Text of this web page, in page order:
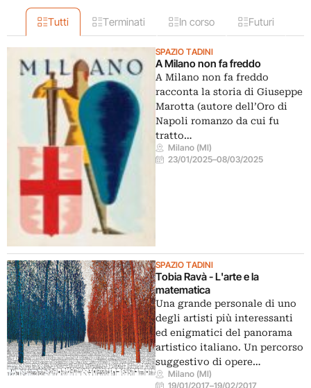
Tutti Terminati In corso Futuri
SPAZIO TADINI
A Milano non fa freddo
A Milano non fa freddo
racconta la storia di Giuseppe
Marotta (autore dell’Oro di
Napoli romanzo da cui fu
tratto…
Milano (MI)
23/01/2025–08/03/2025
SPAZIO TADINI
Tobia Ravà - L'arte e la
matematica
Una grande personale di uno
degli artisti più interessanti
ed enigmatici del panorama
artistico italiano. Un percorso
suggestivo di opere…
Milano (MI)
19/01/2017–19/02/2017